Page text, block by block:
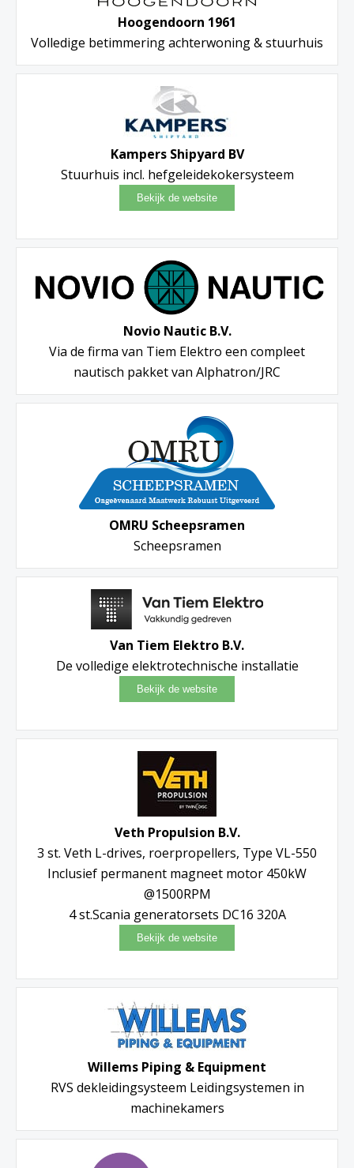
Hoogendoorn 1961
Volledige betimmering achterwoning & stuurhuis
Kampers Shipyard BV
Stuurhuis incl. hefgeleidekokersysteem
Novio Nautic B.V.
Via de firma van Tiem Elektro een compleet
nautisch pakket van Alphatron/JRC
OMRU Scheepsramen
Scheepsramen
Van Tiem Elektro B.V.
De volledige elektrotechnische installatie
Veth Propulsion B.V.
3 st. Veth L-drives, roerpropellers, Type VL-550
Inclusief permanent magneet motor 450kW
@1500RPM
4 st.Scania generatorsets DC16 320A
Willems Piping & Equipment
RVS dekleidingsysteem Leidingsystemen in
machinekamers